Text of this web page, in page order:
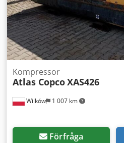
Wilków 1 007 km
Kompressor
Atlas CopcoXAS426
Förfråga